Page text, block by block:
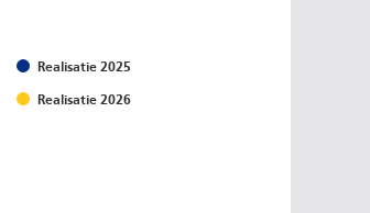
Realisatie 2025
Realisatie 2026